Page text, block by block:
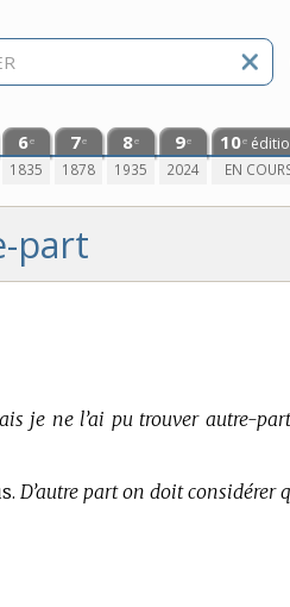
6e
1835
7e
1878
8e
1935
9e
2024
10e
EN
part
je ne l’ai pu trouver autre-
D’autre part on doit considérer